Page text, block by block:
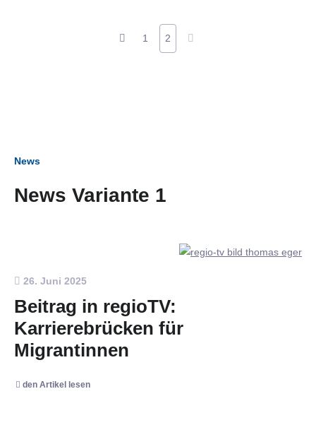
1 2
News
News Variante 1
26. Juni 2025
Beitrag in regioTV:
Karrierebrücken für
Migrantinnen
den Artikel lesen